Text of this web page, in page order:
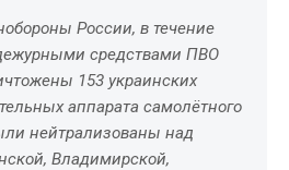
России, в течение
средствами ПВО
153 украинских
аппарата самолётного
нейтрализованы над
Владимирской,